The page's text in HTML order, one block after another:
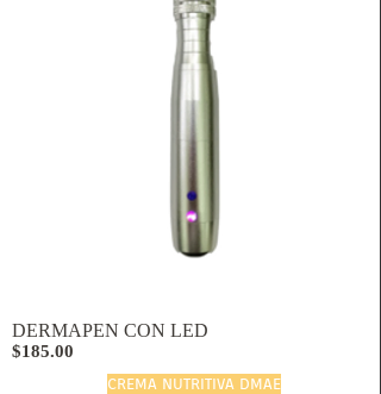
DERMAPEN CON LED
$185.00
CREMA NUTRITIVA DMAE